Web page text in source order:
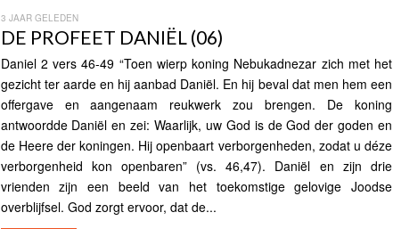
3 JAAR GELEDEN
DE PROFEET DANIËL (06)
Daniel 2 vers 46-49 “Toen wierp koning Nebukadnezar zich met het
gezicht ter aarde en hij aanbad Daniël. En hij beval dat men hem een
offergave en aangenaam reukwerk zou brengen. De koning
antwoordde Daniël en zei: Waarlijk, uw God is de God der goden en
de Heere der koningen. Hij openbaart verborgenheden, zodat u déze
verborgenheid kon openbaren” (vs. 46,47). Daniël en zijn drie
vrienden zijn een beeld van het toekomstige gelovige Joodse
overblijfsel. God zorgt ervoor, dat de...